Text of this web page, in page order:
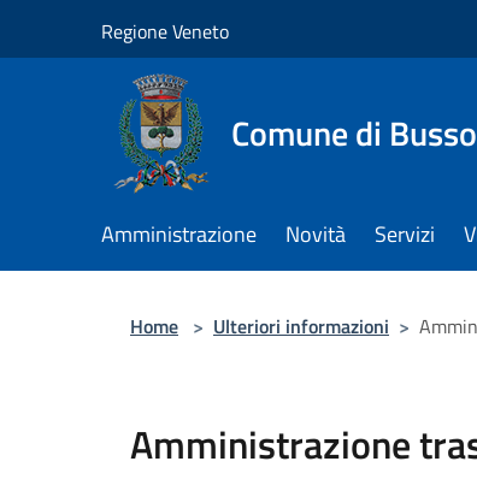
Regione Veneto
Comune di
Amministrazione Novità Servizi
Home > Ulteriori informazioni >
Amministrazione